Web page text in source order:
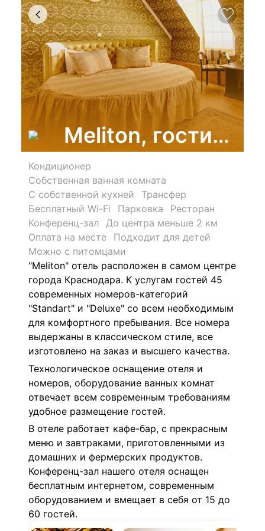
Meliton, гостиница
Кондиционер
Собственная ванная комната
С собственной кухней
Трансфер
Бесплатный Wi-Fi
Парковка
Ресторан
Конференц-зал
До центра меньше 2 км
Оплата на месте
Подходит для детей
Можно с питомцами
"Meliton" отель расположен в самом центре
города Краснодара. К услугам гостей 45
современных номеров-категорий
"Standart" и "Deluxe" со всем необходимым
для комфортного пребывания. Все номера
выдержаны в классическом стиле, все
изготовлено на заказ и высшего качества.
Технологическое оснащение отеля и
номеров, оборудование ванных комнат
отвечает всем современным требованиям
удобное размещение гостей.
В отеле работает кафе-бар, с прекрасным
меню и завтраками, приготовленными из
домашних и фермерских продуктов.
Конференц-зал нашего отеля оснащен
бесплатным интернетом, современным
оборудованием и вмещает в себя от 15 до
60 гостей.